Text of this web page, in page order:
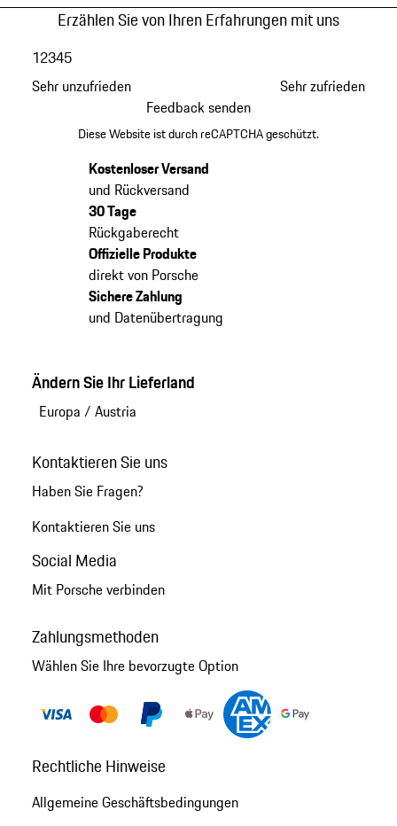
Erzählen Sie von Ihren Erfahrungen mit uns
Sehr unzufrieden
12345
Sehr zufrieden
Feedback senden
Diese Website ist durch reCAPTCHA geschützt.
Kostenloser Versand
und Rückversand
30 Tage
Rückgaberecht
Offizielle Produkte
direkt von Porsche
Sichere Zahlung
und Datenübertragung
Ändern Sie Ihr Lieferland
Europa / Austria
Kontaktieren Sie uns
Haben Sie Fragen?
Kontaktieren Sie uns
Social Media
Mit Porsche verbinden
Zahlungsmethoden
Wählen Sie Ihre bevorzugte Option
Rechtliche Hinweise
Allgemeine Geschäftsbedingungen